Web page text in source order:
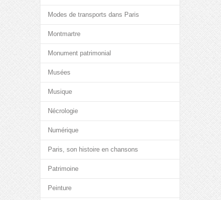
Modes de transports dans Paris
Montmartre
Monument patrimonial
Musées
Musique
Nécrologie
Numérique
Paris, son histoire en chansons
Patrimoine
Peinture